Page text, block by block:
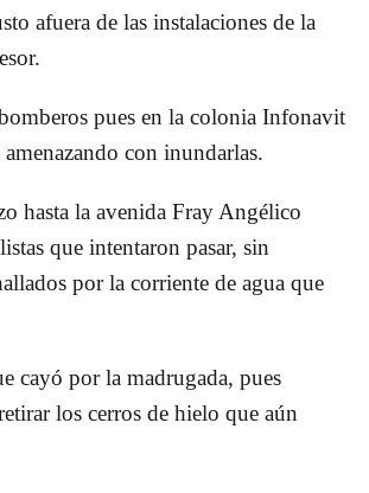
afuera de las instalaciones de la
puesen la colonia Infonavit
amenazando con inundarlas.
hasta la avenida Fray Angélico
que intentaron pasar, sin
por la corriente de agua que
cayó por la madrugada, pues
los cerros de hielo que aún